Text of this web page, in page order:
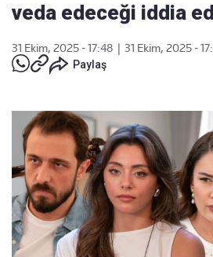
veda edeceği iddia
31 Ekim, 2025 - 17:48
31 Ekim, 2025 -
Paylaş